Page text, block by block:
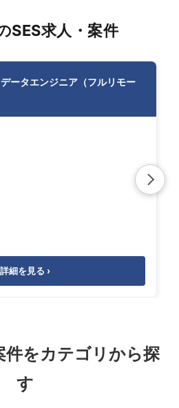
SES求人・案件
ータエンジニア（フルリモー
詳細を見る ›
件をカテゴリから探
す